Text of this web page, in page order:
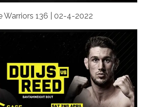
Warriors 136 | 02-4-2022